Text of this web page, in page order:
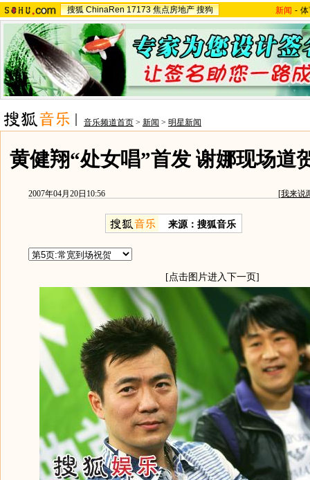
搜狐 ChinaRen 17173 焦点房地产 搜狗 新闻 -
音乐频道首页 > 新闻 > 明星新闻
黄健翔“处女唱”首发 谢娜现场道
2007年04月20日10:56 [我来说
来源：搜狐音乐
[点击图片进入下一页]